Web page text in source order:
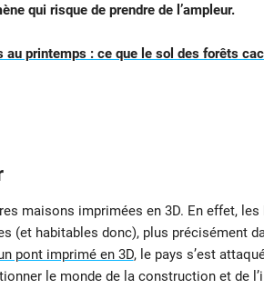
qui risque de prendre de l’ampleur.
printemps : ce que le sol des forêts
maisons imprimées en 3D. En effet, les
(et habitables donc), plus précisément
pont imprimé en 3D, le pays s’est
le monde de la construction et de